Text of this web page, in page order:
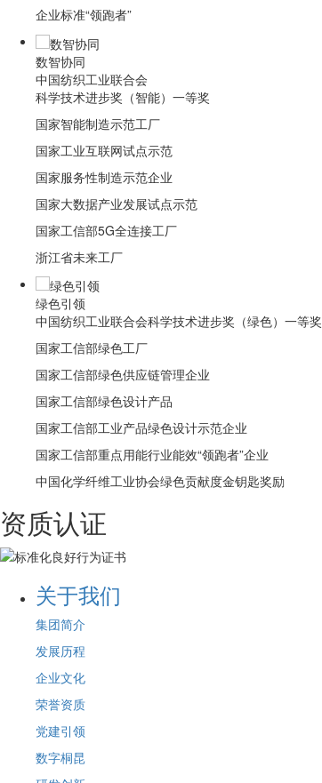
企业标准“领跑者”
数智协同
中国纺织工业联合会
科学技术进步奖（智能）一等奖
国家智能制造示范工厂
国家工业互联网试点示范
国家服务性制造示范企业
国家大数据产业发展试点示范
国家工信部5G全连接工厂
浙江省未来工厂
绿色引领
中国纺织工业联合会科学技术进步奖（绿色）一等奖
国家工信部绿色工厂
国家工信部绿色供应链管理企业
国家工信部绿色设计产品
国家工信部工业产品绿色设计示范企业
国家工信部重点用能行业能效“领跑者”企业
中国化学纤维工业协会绿色贡献度金钥匙奖励
资质认证
关于我们
集团简介
发展历程
企业文化
荣誉资质
党建引领
数字桐昆